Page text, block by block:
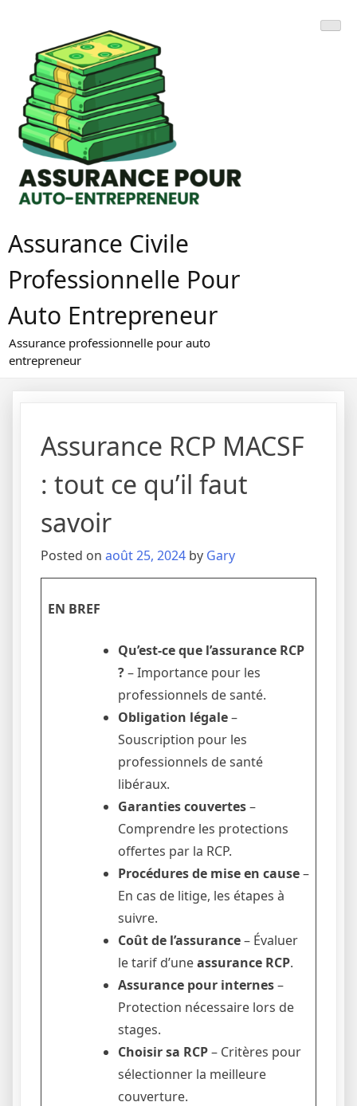
content
Assurance Civile
Professionnelle Pour
Auto Entrepreneur
Assurance professionnelle pour auto
entrepreneur
Assurance RCP MACSF
: tout ce qu’il faut
savoir
Posted on août 25, 2024 by Gary
EN BREF
Qu’est-ce que l’assurance RCP
?– Importance pour les
professionnels de santé.
Obligation légale–
Souscription pour les
professionnels de santé
libéraux.
Garanties couvertes–
Comprendre les protections
offertes par la RCP.
Procédures de mise en cause–
En cas de litige, les étapes à
suivre.
Coût de l’assurance– Évaluer
le tarif d’uneassurance RCP.
Assurance pour internes–
Protection nécessaire lors de
stages.
Choisir sa RCP– Critères pour
sélectionner la meilleure
couverture.